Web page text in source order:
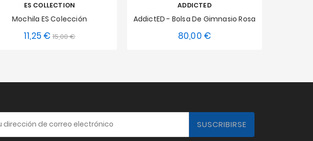
ES COLLECTION
Mochila ES Colección
11,25 € Precio
15,00 €Precio
Talla única
ADDICTED
AddictED - Bolsa De Gimnasio Rosa
80,00 €
Talla única